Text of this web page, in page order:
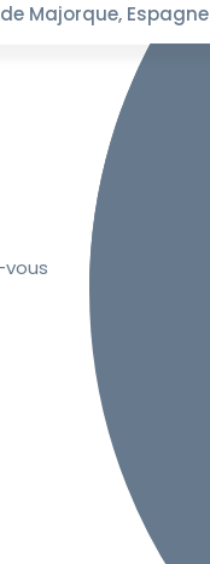
Majorque, Espagne